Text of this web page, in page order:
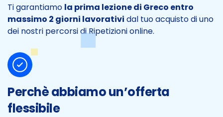
Ti garantiamo la prima lezione di Greco entro
massimo 2 giorni lavorativi dal tuo acquisto di uno
dei nostri percorsi di Ripetizioni online.
Perchè abbiamo un’offerta
flessibile